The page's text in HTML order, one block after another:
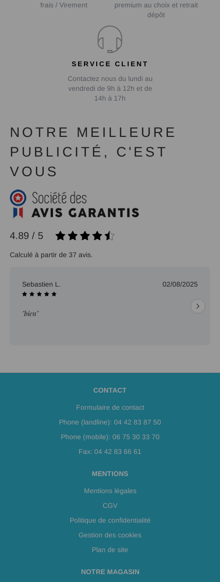
frais / Virement
premium au choix et retrait
dépôt
SERVICE CLIENT
Contactez nous du lundi au
vendredi de 9h à 12h et de
14h à 17h
NOTRE MEILLEURE
PUBLICITÉ, C'EST
VOUS
4.89 / 5
Calculé à partir de 37 avis.
Sebastien L. 02/08/2025
"bien"
CONTACT
Formulaire de contact
Phone (landline): 04 42 83 87 50
Phone (mobile): 06 75 30 33 70
Fax: 04 42 83 66 61
MENTIONS
Mentions légales
CGV
Politique de confidentialité
Gestion des cookies
Plan de site
NOTRE MAGASIN